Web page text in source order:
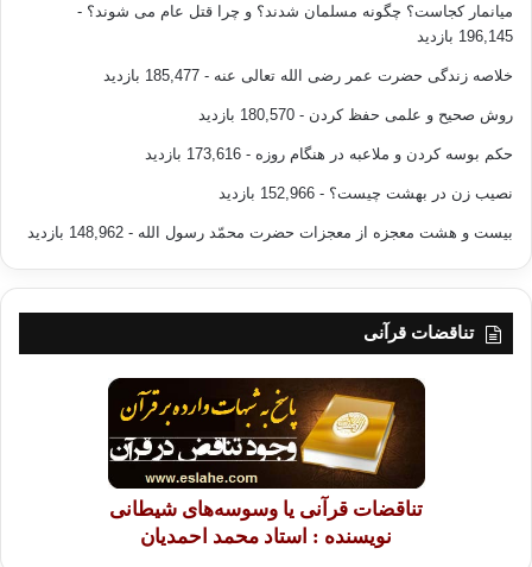
میانمار کجاست؟ چگونه مسلمان شدند؟ و چرا قتل عام می شوند؟ -
196,145 بازدید
خلاصه زندگی حضرت عمر رضی الله تعالی عنه - 185,477 بازدید
روش صحیح و علمی حفظ کردن - 180,570 بازدید
حکم بوسه کردن و ملاعبه در هنگام روزه - 173,616 بازدید
نصیب زن در بهشت چیست؟ - 152,966 بازدید
بیست و هشت معجزه از معجزات حضرت محمّد رسول الله - 148,962 بازدید
تناقضات قرآنی
تناقضات قرآنی یا وسوسه‌های شیطانی
نویسنده : استاد محمد احمدیان